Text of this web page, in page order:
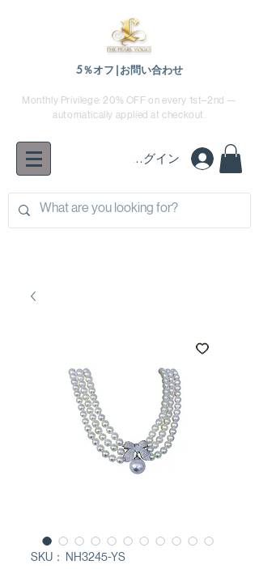
5％オフ|お問い合わせ
Monthly Privilege: 20% OFF on every 1st–2nd —
automatically applied at checkout.
ログイン
SKU： NH3245-YS